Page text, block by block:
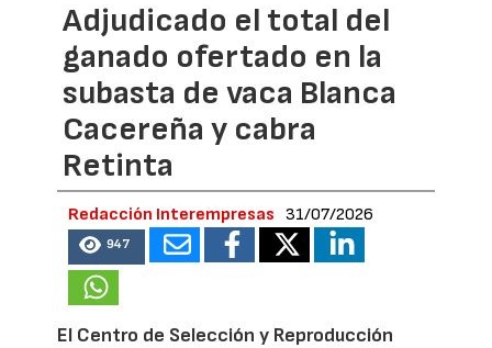
Adjudicado el total del
ganado ofertado en la
subasta de vaca Blanca
Cacereña y cabra
Retinta
Redacción Interempresas 31/07/2026
947
El Centro de Selección y Reproducción